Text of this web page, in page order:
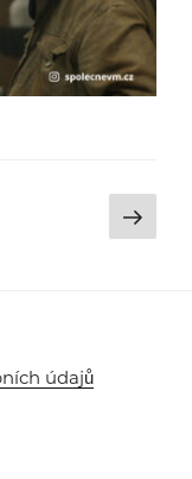
údajů